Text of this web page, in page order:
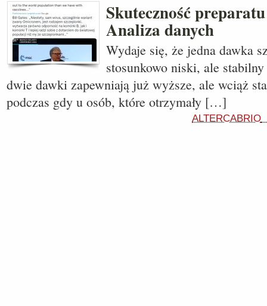
Skuteczność
Analiza danych
Wydaje się, że jedna dawka
stosunkowo niski, ale
dwie dawki zapewniają już wyższe, ale wciąż
podczas gdy u osób, które otrzymały […]
ALTERCABRIO